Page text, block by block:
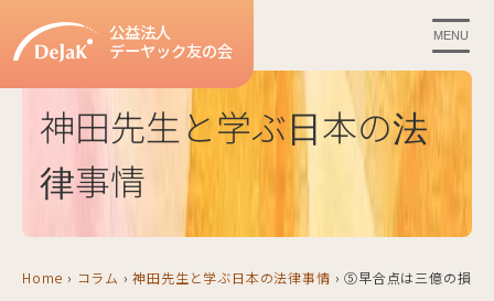
公益法人
デーヤック友の会
MENU
神田先生と学ぶ日本の法
律事情
Home › コラム › 神田先生と学ぶ日本の法律事情 › ⑤早合点は三億の損